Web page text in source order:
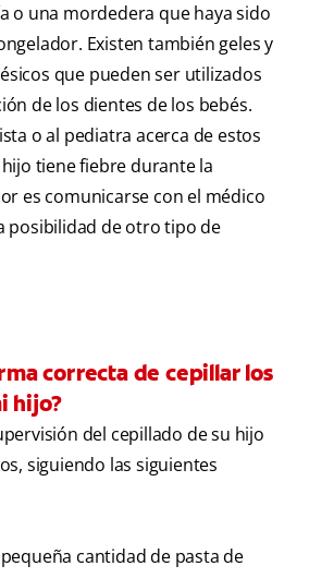
o una mordedera que haya sido
Existen también geles y
que pueden ser utilizados
de los dientes de los bebés.
o al pediatra acerca de estos
tiene fiebre durante la
es comunicarse con el médico
posibilidad de otro tipo de
correcta de cepillar los
hijo?
del cepillado de su hijo
siguiendo las siguientes
cantidad de pasta de